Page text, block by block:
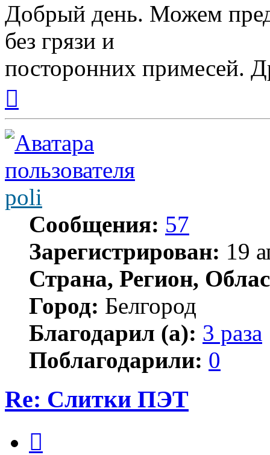
Добрый день. Можем
без грязи и
посторонних примесей.
началу
poli
Сообщения: 57
Зарегистрирован: 19
Страна, Регион,
Город: Белгород
Благодарил (а): 3 раза
Поблагодарили: 0
Re: Слитки ПЭТ